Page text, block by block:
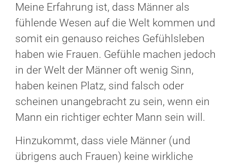
Meine Erfahrung ist, dass Männer als
fühlende Wesen auf die Welt kommen und
somit ein genauso reiches Gefühlsleben
haben wie Frauen. Gefühle machen jedoch
in der Welt der Männer oft wenig Sinn,
haben keinen Platz, sind falsch oder
scheinen unangebracht zu sein, wenn ein
Mann ein richtiger echter Mann sein will.
Hinzukommt, dass viele Männer (und
übrigens auch Frauen) keine wirkliche